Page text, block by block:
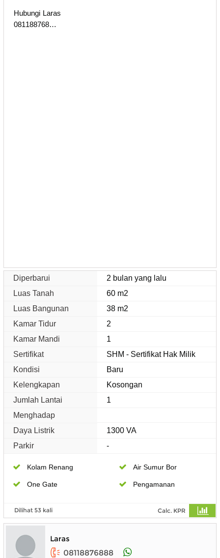
Hubungi Laras
081188768…
Diperbarui
2 bulan yang lalu
Luas Tanah
60 m2
Luas Bangunan
38 m2
Kamar Tidur
2
Kamar Mandi
1
Sertifikat
SHM - Sertifikat Hak Milik
Kondisi
Baru
Kelengkapan
Kosongan
Jumlah Lantai
1
Menghadap
Daya Listrik
1300 VA
Parkir
-
Kolam Renang Air Sumur Bor
One Gate Pengamanan
Dilihat 53 kali Calc. KPR
Laras
08118876888